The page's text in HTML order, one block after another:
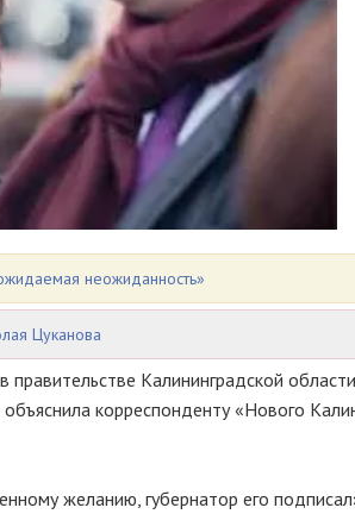
неожиданность»
Цуканова
Калининградской
корреспонденту «Нового
желанию, губернатор его